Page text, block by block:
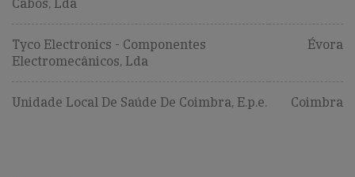
Cabos, Lda
Tyco Electronics - Componentes
Electromecânicos, Lda
Évora
Unidade Local De Saúde De Coimbra, E.p.e. Coimbra